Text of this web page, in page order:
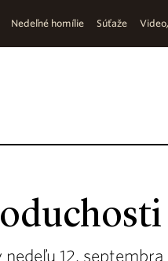
Nedeľné homílie Súťaže
12.